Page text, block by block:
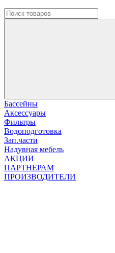
Бассейны
Аксессуары
Фильтры
Водоподготовка
Зап.части
Надувная мебель
АКЦИИ
ПАРТНЕРАМ
ПРОИЗВОДИТЕЛИ